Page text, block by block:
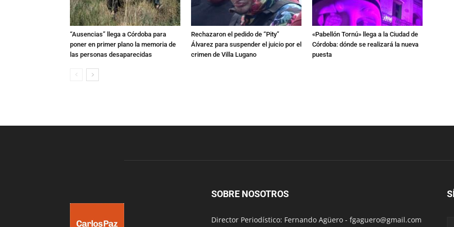
“Ausencias” llega a Córdoba para
poner en primer plano la memoria de
las personas desaparecidas
Rechazaron el pedido de “Pity”
Álvarez para suspender el juicio por el
crimen de Villa Lugano
«Pabellón Tornú» llega a la Ciudad de
Córdoba: dónde se realizará la nueva
puesta
SOBRE NOSOTROS
Director Periodístico: Fernando Agüero - fgaguero@gmail.com